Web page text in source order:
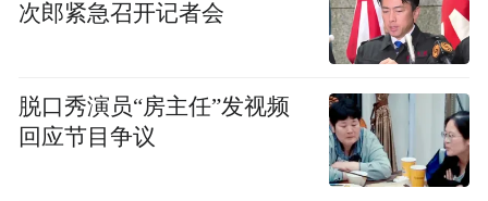
次郎紧急召开记者会
脱口秀演员“房主任”发视频
回应节目争议